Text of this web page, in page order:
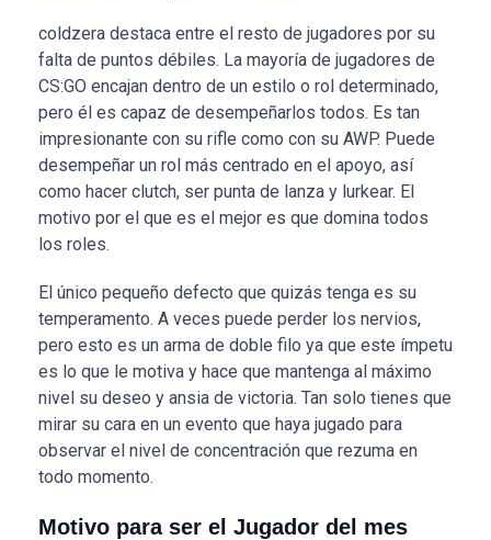
coldzera destaca entre el resto de jugadores por su
falta de puntos débiles. La mayoría de jugadores de
CS:GO encajan dentro de un estilo o rol determinado,
pero él es capaz de desempeñarlos todos. Es tan
impresionante con su rifle como con su AWP. Puede
desempeñar un rol más centrado en el apoyo, así
como hacer clutch, ser punta de lanza y lurkear. El
motivo por el que es el mejor es que domina todos
los roles.
El único pequeño defecto que quizás tenga es su
temperamento. A veces puede perder los nervios,
pero esto es un arma de doble filo ya que este ímpetu
es lo que le motiva y hace que mantenga al máximo
nivel su deseo y ansia de victoria. Tan solo tienes que
mirar su cara en un evento que haya jugado para
observar el nivel de concentración que rezuma en
todo momento.
Motivo para ser el Jugador del mes